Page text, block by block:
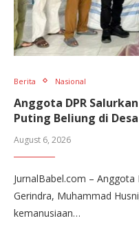
Berita Nasional
Anggota DPR
Puting Beliung di
August 6, 2026
JurnalBabel.com –
Gerindra, Muhammad
kemanusiaan…